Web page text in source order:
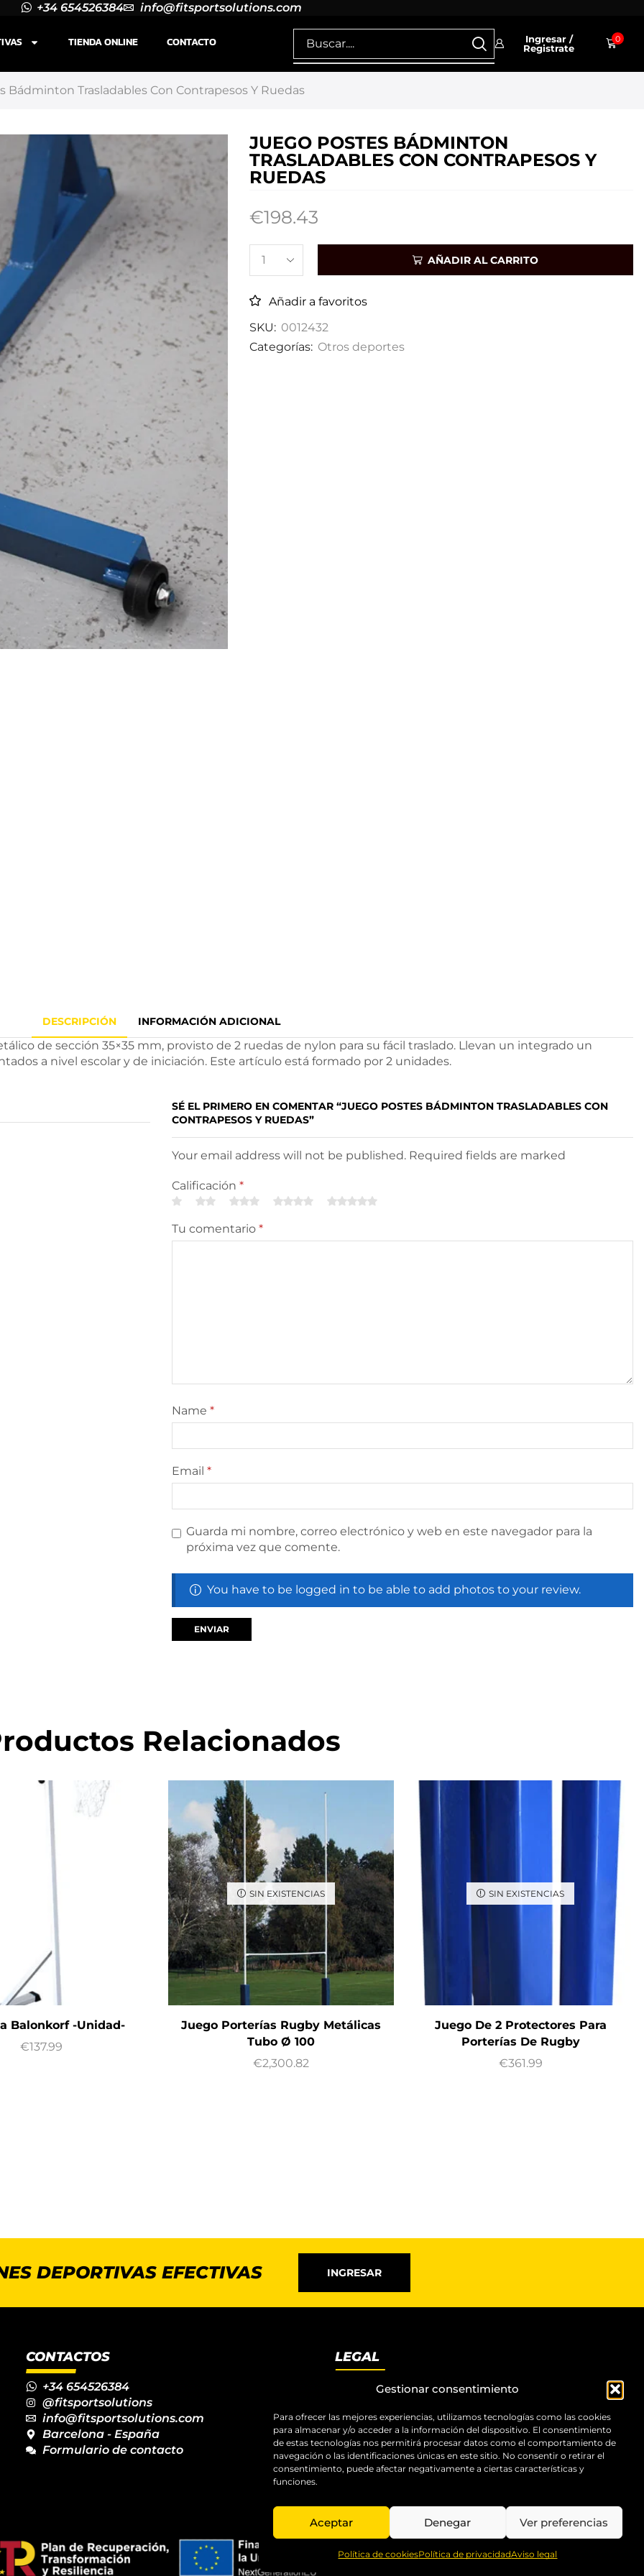
Gestionar consentimiento
Para ofrecer las mejores experiencias, utilizamos tecnologías como las cookies
para almacenar y/o acceder a la información del dispositivo. El consentimiento
de estas tecnologías nos permitirá procesar datos como el comportamiento de
navegación o las identificaciones únicas en este sitio. No consentir o retirar el
consentimiento, puede afectar negativamente a ciertas características y
funciones.
Aceptar Denegar Ver preferencias
Política de cookiesPolítica de privacidadAviso legal
+34 654526384 info@fitsportsolutions.com
TIENDA ONLINE CONTACTO
Ingresar /
Registrate
0
Bádminton Trasladables Con Contrapesos Y Ruedas
JUEGO POSTES BÁDMINTON
TRASLADABLES CON CONTRAPESOS Y
RUEDAS
€198.43
AÑADIR AL CARRITO
Añadir a favoritos
SKU: 0012432
Categorías: Otros deportes
DESCRIPCIÓN INFORMACIÓN ADICIONAL
de sección 35×35 mm, provisto de 2 ruedas de nylon para su fácil traslado. Llevan un integrado un
a nivel escolar y de iniciación. Este artículo está formado por 2 unidades.
SÉ EL PRIMERO EN COMENTAR “JUEGO POSTES BÁDMINTON TRASLADABLES CON
CONTRAPESOS Y RUEDAS”
Your email address will not be published. Required fields are marked
Calificación *
Tu comentario *
Name *
Email *
Guarda mi nombre, correo electrónico y web en este navegador para la
próxima vez que comente.
You have to be logged in to be able to add photos to your review.
Relacionados
Balonkorf -Unidad-
€137.99
SIN EXISTENCIAS
Juego Porterías Rugby Metálicas
Tubo Ø 100
€2,300.82
SIN EXISTENCIAS
Juego De 2 Protectores Para
Porterías De Rugby
€361.99
DEPORTIVAS EFECTIVAS INGRESAR
CONTACTOS
+34 654526384
@fitsportsolutions
info@fitsportsolutions.com
Barcelona - España
Formulario de contacto
LEGAL
Términos y condiciones
Política de privacidad
Política de cookies
Accesibilidad
Mapa del sitio